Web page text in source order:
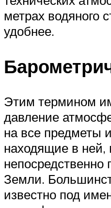
метрах водяного
удобнее.
Этим термином
давление
на все предметы
находящие в ней,
непосредственно
Земли.
известно под